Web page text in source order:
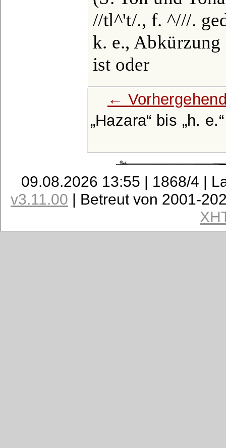
//tl^'t/., f. ^///.
k. e.,
ist oder
←
Hazara
bis h. e.
09.08.2026 13:55 | 1868/4 |
v3.11.00 | Betreut von 2001-